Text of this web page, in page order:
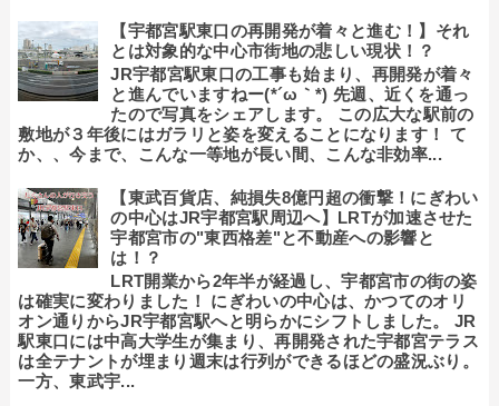
【宇都宮駅東口の再開発が着々と進む！】それ
とは対象的な中心市街地の悲しい現状！？
JR宇都宮駅東口の工事も始まり、再開発が着々
と進んでいますねー(*´ω｀*) 先週、近くを通っ
たので写真をシェアします。 この広大な駅前の
敷地が３年後にはガラリと姿を変えることになります！ て
か、、今まで、こんな一等地が長い間、こんな非効率...
【東武百貨店、純損失8億円超の衝撃！にぎわい
の中心はJR宇都宮駅周辺へ】LRTが加速させた
宇都宮市の"東西格差"と不動産への影響と
は！？
LRT開業から2年半が経過し、宇都宮市の街の姿
は確実に変わりました！ にぎわいの中心は、かつてのオリ
オン通りからJR宇都宮駅へと明らかにシフトしました。 JR
駅東口には中高大学生が集まり、再開発された宇都宮テラス
は全テナントが埋まり週末は行列ができるほどの盛況ぶり。
一方、東武宇...